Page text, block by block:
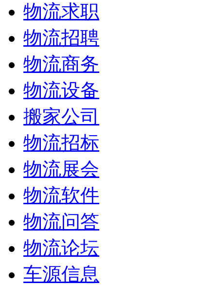
物流求职
物流招聘
物流商务
物流设备
搬家公司
物流招标
物流展会
物流软件
物流问答
物流论坛
车源信息